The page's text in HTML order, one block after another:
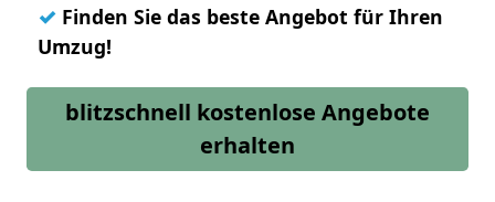
✓ Finden Sie das beste Angebot für Ihren
Umzug!
blitzschnell kostenlose Angebote
erhalten